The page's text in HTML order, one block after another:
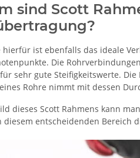
sind Scott
hierfür ist ebenfalls das ideale
Die
sehr gute Steifigkeitswerte.
Rohre nimmt mit dessen
dieses Scott Rahmens kann
diesem entscheidenden Bereich